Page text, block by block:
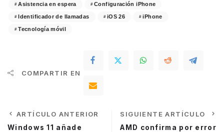
Asistencia en espera Configuración iPhone
Identificador de llamadas iOS 26 iPhone
Tecnología móvil
COMPARTIR EN
ARTÍCULO ANTERIOR
Windows 11 añade
SIGUIENTE ARTÍCULO
AMD confirma por error